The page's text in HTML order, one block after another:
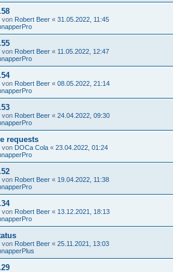
von Robert Beer « 31.05.2022, 11:45
von Robert Beer « 11.05.2022, 12:47
von Robert Beer « 08.05.2022, 21:14
von Robert Beer « 24.04.2022, 09:30
requests
von DOCa Cola « 23.04.2022, 01:24
von Robert Beer « 19.04.2022, 11:38
von Robert Beer « 13.12.2021, 18:13
von Robert Beer « 25.11.2021, 13:03